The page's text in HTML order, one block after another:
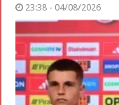
23:38 - 04/08/2026